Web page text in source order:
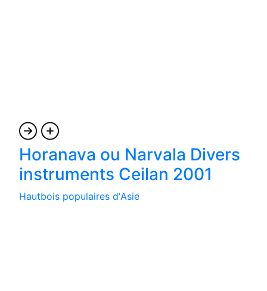
Horanava ou Narvala Divers
instruments Ceilan 2001
Hautbois populaires d'Asie